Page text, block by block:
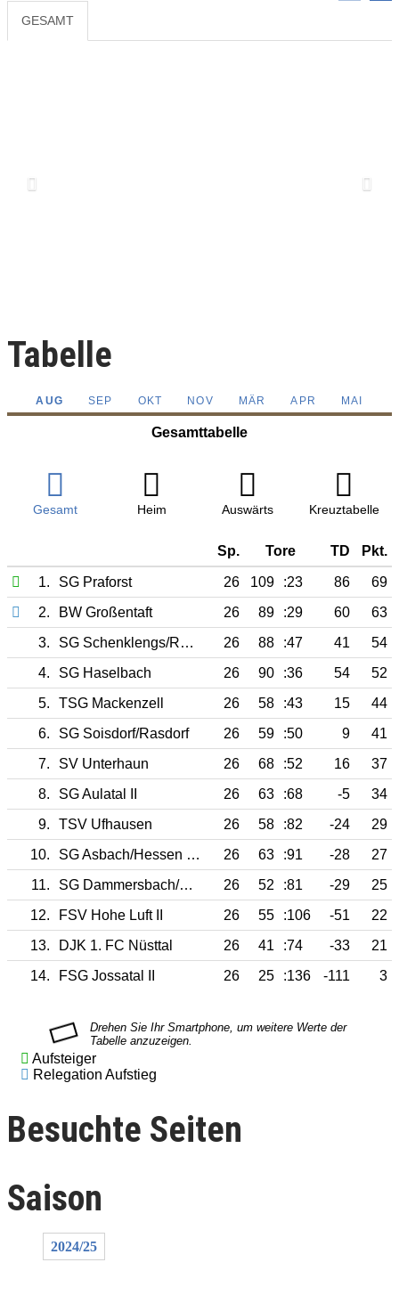
GESAMT
Tabelle
AUG SEP OKT NOV MÄR APR MAI
Gesamttabelle
Gesamt Heim Auswärts Kreuztabelle
Sp. Tore TD Pkt.
1. SG Praforst 26 109 :23 86
69
2.
BW Großentaft 26 89 :29 60
63
3.
SG Schenklengs/Rot/Wipp 26 88 :47 41
54
4.
SG Haselbach 26 90 :36 54
52
5.
TSG Mackenzell 26 58 :43 15
44
6.
SG Soisdorf/Rasdorf 26 59 :50 9
41
7.
SV Unterhaun 26 68 :52 16
37
8.
SG Aulatal II 26 63 :68 -5
34
9.
TSV Ufhausen 26 58 :82 -24
29
10.
SG Asbach/Hessen Hef 26 63 :91 -28
27
11.
SG Dammersbach/Nüst/Gaalbern 26 52 :81 -29
25
12.
FSV Hohe Luft II 26 55 :106 -51
22
13.
DJK 1. FC Nüsttal 26 41 :74 -33
21
14.
FSG Jossatal II 26 25 :136 -111 3
Aufsteiger
Relegation Aufstieg
Besuchte Seiten
Saison
2024/25